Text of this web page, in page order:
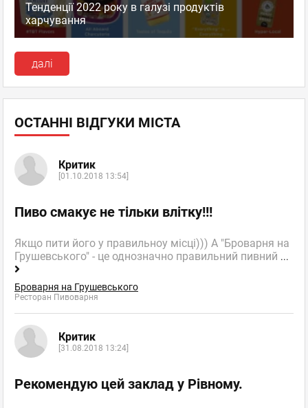
Тенденції 2022 року в галузі продуктів
харчування
далі
ОСТАННІ ВІДГУКИ МІСТА
Критик
[01.10.2018 13:54]
Пиво смакує не тільки влітку!!!
Якщо пити його у правильноу місці))) А "Броварня на
Грушевського" - це однозначно правильний пивний ...
Броварня на Грушевського
Ресторан Пивоварня
Критик
[31.08.2018 13:24]
Рекомендую цей заклад у Рівному.